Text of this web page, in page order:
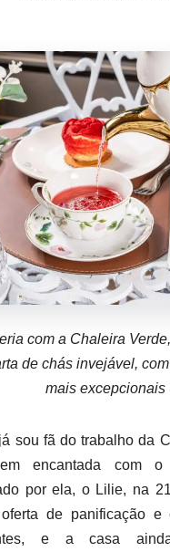
com a Chaleira
de chás invejável,
mais excepcionais
sou fã do trabalho da
encantada com o
por ela, o Lilie, na
de panificação e
e a casa